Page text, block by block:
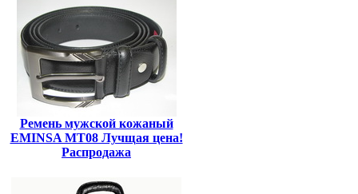
Ремень мужской кожаный
EMINSA MT08 Лучщая цена!
Распродажа